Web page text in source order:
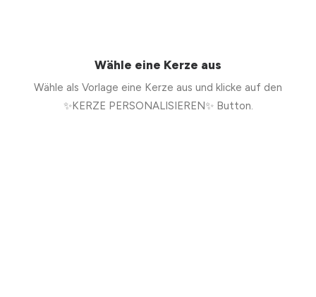
Wähle eine Kerze aus
Wähle als Vorlage eine Kerze aus und klicke auf den
✨KERZE PERSONALISIEREN✨ Button.